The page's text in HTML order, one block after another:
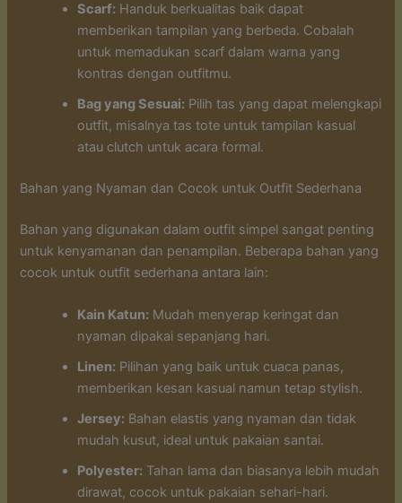
Scarf: Handuk berkualitas baik dapat
memberikan tampilan yang berbeda. Cobalah
untuk memadukan scarf dalam warna yang
kontras dengan outfitmu.
Bag yang Sesuai: Pilih tas yang dapat melengkapi
outfit, misalnya tas tote untuk tampilan kasual
atau clutch untuk acara formal.
Bahan yang Nyaman dan Cocok untuk Outfit Sederhana
Bahan yang digunakan dalam outfit simpel sangat penting
untuk kenyamanan dan penampilan. Beberapa bahan yang
cocok untuk outfit sederhana antara lain:
Kain Katun: Mudah menyerap keringat dan
nyaman dipakai sepanjang hari.
Linen: Pilihan yang baik untuk cuaca panas,
memberikan kesan kasual namun tetap stylish.
Jersey: Bahan elastis yang nyaman dan tidak
mudah kusut, ideal untuk pakaian santai.
Polyester: Tahan lama dan biasanya lebih mudah
dirawat, cocok untuk pakaian sehari-hari.